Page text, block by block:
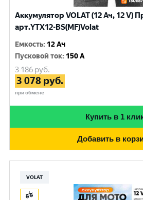
Аккумулятор VOLAT (12 Ач, 12 V)
арт.YTX12-BS(MF)Volat
Емкость: 12 Ач
Пусковой ток: 150 A
3 186руб.
3 078 руб.
при обмене
Купить в 1
Добавить в
VOLAT